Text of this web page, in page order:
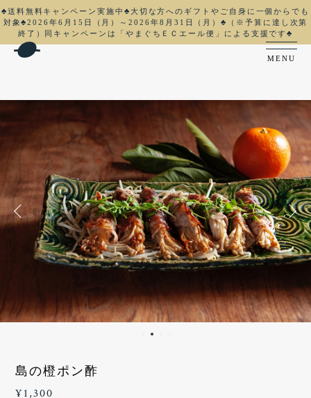
♣送料無料キャンペーン実施中♣大切な方へのギフトやご自身に一個からでも
対象♣2026年6月15日（月）～2026年8月31日（月）♣（※予算に達し次第
終了）同キャンペーンは「やまぐちＥＣエール便」による支援です♣
MENU
島の橙ポン酢
¥1,300